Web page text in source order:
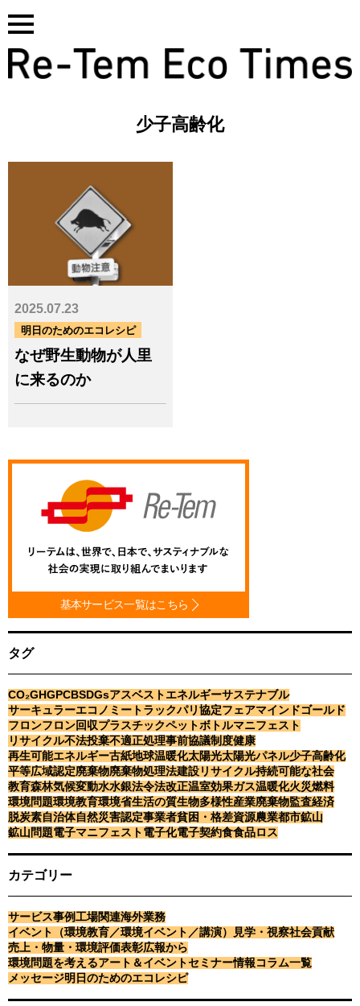
Skip
to
content
少子高齢化
基本サービス一覧はこちら
タグ
CO₂GHGPCBSDGsアスベスト
エネルギー
サステナブル
サーキュラーエコノミー
トラックパリ協定
リサイクル不法投棄不適正処理
健康
再生可能エネルギー古紙
地球温暖化太陽光太陽光パネル
少子高齢化平等広域認定
持続可能な社会教育森林
気候変動水水銀法令法改正
環境教育
環境省
生活の質生物多様性産業廃棄物
監査経済脱炭素自治体自然災害
認定事業者
都市鉱山
電子マニフェスト電子化
電子契約食食品ロス
カテゴリー
サービス事例工場関連海外業務
イベント（環境教育／環境イベ
ント／講演）
見学・視察社会貢献
売上・物量・環境評価表彰
広報から
環境問題を考えるアート＆イベ
ント
セミナー情報コラム一覧
メッセージ
明日のためのエコレシピ
お
2025.07.23
明日のためのエコレシピ
なぜ野生動物が人里
に来るのか
基本サービス一覧はこちら
タグ
CO₂GHG PCBSDGsアスベスト エネルギーサステナブル
サーキュラーエコノミー トラックパリ協定フェアマインドゴールド
フロンフロン回収プラスチックペットボトルマニフェスト
リサイクル不法投棄不適正処理事前協議制度健康
再生可能エネルギー古紙地球温暖化太陽光太陽光パネル少子高齢化
平等広域認定廃棄物廃棄物処理法建設リサイクル持続可能な社会
教育森林気候変動水水銀法令法改正温室効果ガス温暖化火災燃料
環境問題環境教育環境省生活の質生物多様性産業廃棄物監査経済
脱炭素自治体自然災害認定事業者貧困・格差資源農業都市鉱山
鉱山問題電子マニフェスト 電子化電子契約食食品ロス
カテゴリー
サービス事例工場関連海外業務
イベント（環境教育／環境イベント／講演）
見学・視察社会貢献
売上・物量・環境評価表彰広報から
環境問題を考えるアート＆イベントセミナー情報 コラム一覧
メッセージ明日のためのエコレシピ